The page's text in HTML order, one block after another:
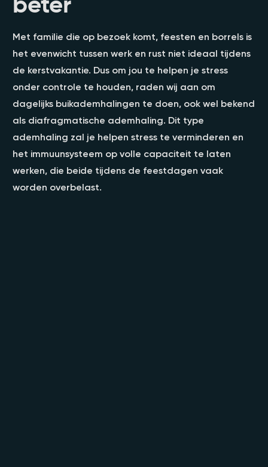
Met familie die op bezoek komt, feesten en borrels is
het evenwicht tussen werk en rust niet ideaal tijdens
de kerstvakantie. Dus om jou te helpen je stress
onder controle te houden, raden wij aan om
dagelijks buikademhalingen te doen, ook wel bekend
als diafragmatische ademhaling. Dit type
ademhaling zal je helpen stress te verminderen en
het immuunsysteem op volle capaciteit te laten
werken, die beide tijdens de feestdagen vaak
worden overbelast.